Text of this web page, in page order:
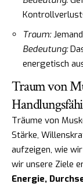
Traum:
Bedeutung:
energetisch
Traum von
Träume von
Stärke,
aufzeigen, wie
wir unsere Ziele
Energie,